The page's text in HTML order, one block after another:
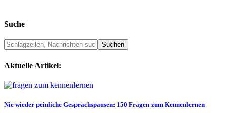
Suche
Aktuelle Artikel:
Nie wieder peinliche Gesprächspausen: 150 Fragen zum Kennenlernen